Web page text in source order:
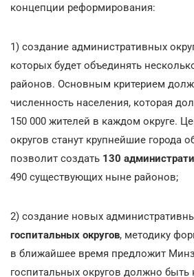
концепции реформирования:
1) создание административных
которых будет объединять
районов. Основным критерием
численность населения, которая
150 000 жителей в каждом округе.
округов станут крупнейшие города
позволит создать 130
490 существующих ныне районов;
2) создание новых
госпитальных округов, методику
в ближайшее время предложит
госпитальных округов должно быть